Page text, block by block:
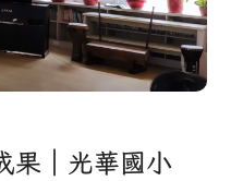
果｜光華國小